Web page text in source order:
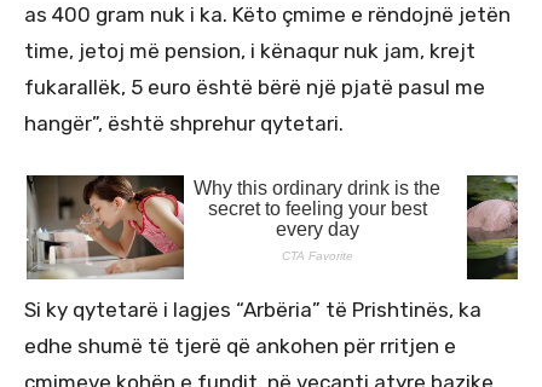
as 400 gram nuk i ka. Këto çmime e rëndojnë jetën
time, jetoj më pension, i kënaqur nuk jam, krejt
fukarallëk, 5 euro është bërë një pjatë pasul me
hangër”, është shprehur qytetari.
Si ky qytetarë i lagjes “Arbëria” të Prishtinës, ka
edhe shumë të tjerë që ankohen për rritjen e
çmimeve kohën e fundit, në veçanti atyre bazike